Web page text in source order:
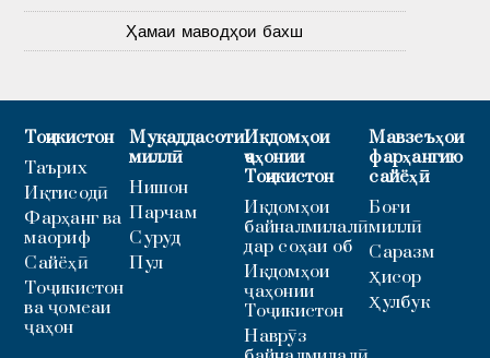
Ҳамаи маводҳои бахш
Тоҷикистон
Таърих
Иқтисодӣ
Фарҳанг ва
маориф
Сайёҳӣ
Тоҷикистон
ва ҷомеаи
ҷаҳон
Муқаддасоти
миллӣ
Нишон
Парчам
Суруд
Пул
Иқдомҳои
ҷаҳонии
Тоҷикистон
Иқдомҳои
байналмилалӣ
дар соҳаи об
Иқдомҳои
ҷаҳонии
Тоҷикистон
Наврӯз
Мавзеъҳои
фарҳангию
сайёҳӣ
Боғи
миллӣ
Саразм
Ҳисор
Ҳулбук